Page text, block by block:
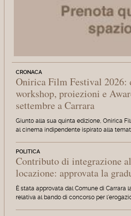
CRONACA
Onirica Film Festival 2026:
workshop, proiezioni e
settembre a Carrara
Giunto alla sua quinta edizione, Onirica
al cinema indipendente ispirato alla
POLITICA
Contributo di integrazione
locazione: approvata la
È stata approvata dal Comune di Carrara
relativa al bando di concorso per